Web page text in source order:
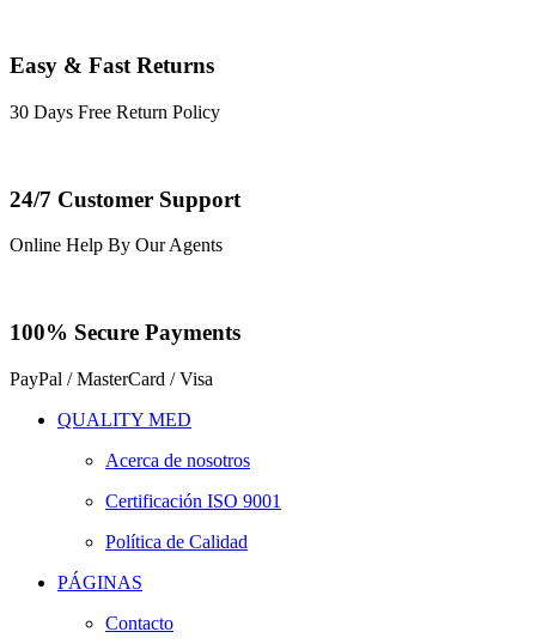
Easy & Fast Returns
30 Days Free Return Policy
24/7 Customer Support
Online Help By Our Agents
100% Secure Payments
PayPal / MasterCard / Visa
QUALITY MED
Acerca de nosotros
Certificación ISO 9001
Política de Calidad
PÁGINAS
Contacto